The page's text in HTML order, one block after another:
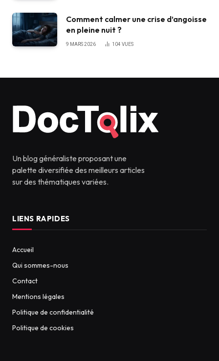
Comment calmer une crise d’angoisse
en pleine nuit ?
9 MARS 2026 104 VUES
Un blog généraliste proposant une
palette diversifiée des meilleurs articles
sur des thématiques variées.
LIENS RAPIDES
Accueil
Qui sommes-nous
Contact
Mentions légales
Politique de confidentialité
Politique de cookies